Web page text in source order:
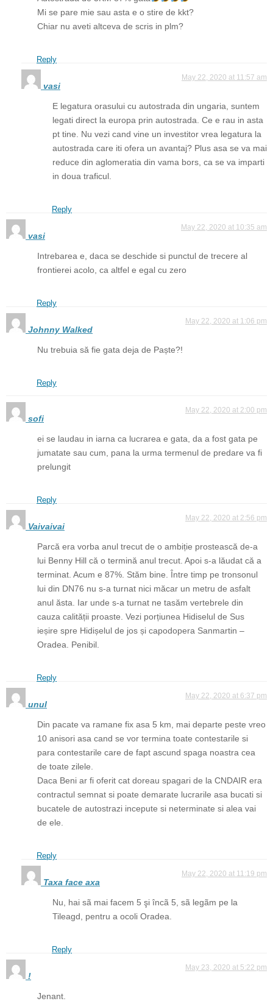
Mi se pare mie sau asta e o stire de kkt?
Chiar nu aveti altceva de scris in plm?
Reply
vasi
May 22, 2020 at 11:57 am
E legatura orasului cu autostrada din ungaria, suntem
legati direct la europa prin autostrada. Ce e rau in asta
pt tine. Nu vezi cand vine un investitor vrea legatura la
autostrada care iti ofera un avantaj? Plus asa se va mai
reduce din aglomeratia din vama bors, ca se va imparti
in doua traficul.
Reply
vasi
May 22, 2020 at 10:35 am
Intrebarea e, daca se deschide si punctul de trecere al
frontierei acolo, ca altfel e egal cu zero
Reply
Johnny Walked
May 22, 2020 at 1:06 pm
Nu trebuia să fie gata deja de Paște?!
Reply
sofi
May 22, 2020 at 2:00 pm
ei se laudau in iarna ca lucrarea e gata, da a fost gata pe
jumatate sau cum, pana la urma termenul de predare va fi
prelungit
Reply
Vaivaivai
May 22, 2020 at 2:56 pm
Parcă era vorba anul trecut de o ambiție prostească de-a
lui Benny Hill că o termină anul trecut. Apoi s-a lăudat că a
terminat. Acum e 87%. Stăm bine. Între timp pe tronsonul
lui din DN76 nu s-a turnat nici măcar un metru de asfalt
anul ăsta. Iar unde s-a turnat ne tasăm vertebrele din
cauza calității proaste. Vezi porțiunea Hidiselul de Sus
ieșire spre Hidișelul de jos și capodopera Sanmartin –
Oradea. Penibil.
Reply
unul
May 22, 2020 at 6:37 pm
Din pacate va ramane fix asa 5 km, mai departe peste vreo
10 anisori asa cand se vor termina toate contestarile si
para contestarile care de fapt ascund spaga noastra cea
de toate zilele.
Daca Beni ar fi oferit cat doreau spagari de la CNDAIR era
contractul semnat si poate demarate lucrarile asa bucati si
bucatele de autostrazi incepute si neterminate si alea vai
de ele.
Reply
Taxa face axa
May 22, 2020 at 11:19 pm
Nu, hai sã mai facem 5 şi încã 5, sã legãm pe la
Tileagd, pentru a ocoli Oradea.
Reply
!
May 23, 2020 at 5:22 pm
Jenant.